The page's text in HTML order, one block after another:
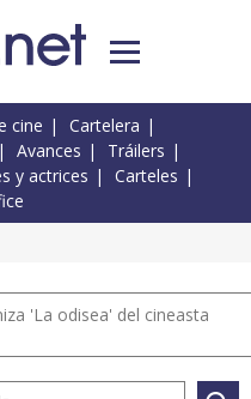
cine
Cartelera
Avances
Tráilers
y actrices
Carteles
'La odisea' del cineasta